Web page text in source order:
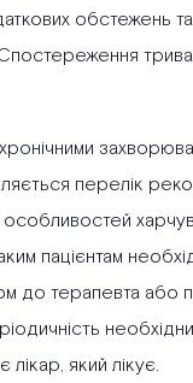
обстежень
хронічними
перелік
пацієнтам
до терапевта або
лікар, який лікує.